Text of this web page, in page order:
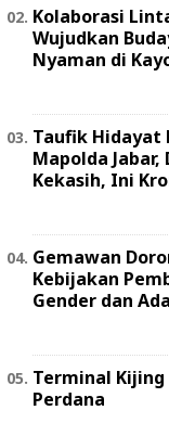
Kolaborasi
Wujudkan
Nyaman di
Taufik Hidayat
Mapolda Jabar,
Kekasih, Ini
Gemawan
Kebijakan
Gender dan
Terminal Kijing
Perdana